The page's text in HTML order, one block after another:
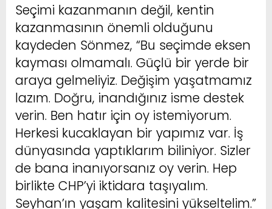
Seçimi kazanmanın değil, kentin
kazanmasının önemli olduğunu
kaydeden Sönmez, “Bu seçimde eksen
kayması olmamalı. Güçlü bir yerde bir
araya gelmeliyiz. Değişim yaşatmamız
lazım. Doğru, inandığınız isme destek
verin. Ben hatır için oy istemiyorum.
Herkesi kucaklayan bir yapımız var. İş
dünyasında yaptıklarım biliniyor. Sizler
de bana inanıyorsanız oy verin. Hep
birlikte CHP’yi iktidara taşıyalım.
Seyhan’ın yaşam kalitesini yükseltelim.”